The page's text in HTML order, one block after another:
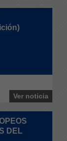
Ver noticia
DEL